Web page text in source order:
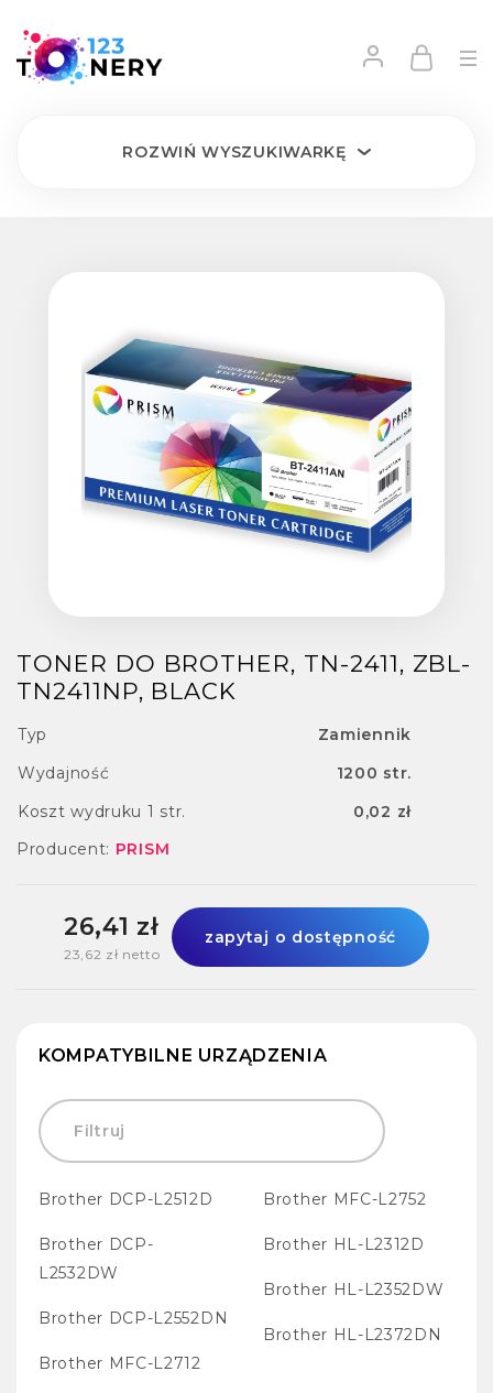
ROZWIŃ WYSZUKIWARKĘ
TONER DO BROTHER, TN-2411, ZBL-
TN2411NP, BLACK
Typ
Zamiennik
Wydajność
1200 str.
Koszt wydruku 1 str.
0,02 zł
Producent: PRISM
26,41 zł
23,62 zł netto
zapytaj o dostępność
KOMPATYBILNE URZĄDZENIA
Brother DCP-L2512D
Brother DCP-
L2532DW
Brother DCP-L2552DN
Brother MFC-L2712
Brother MFC-L2752
Brother HL-L2312D
Brother HL-L2352DW
Brother HL-L2372DN